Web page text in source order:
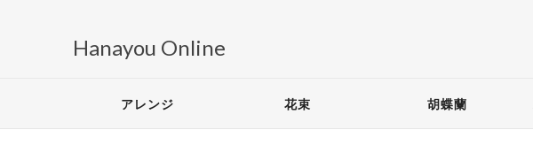
Hanayou Online
アレンジ 花束 胡蝶蘭